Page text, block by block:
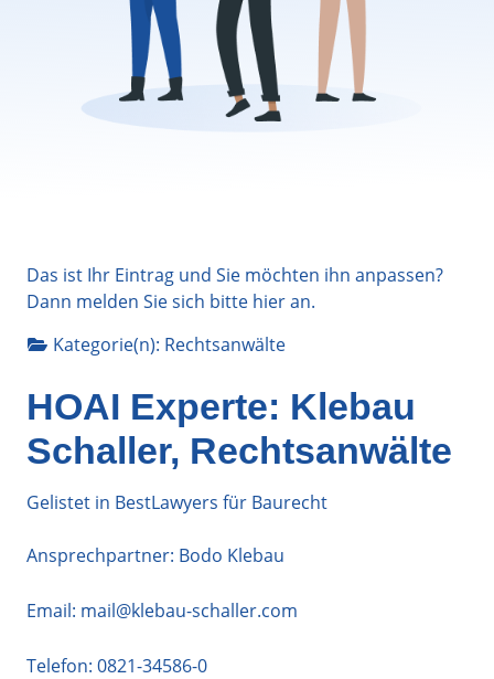
Das ist Ihr Eintrag und Sie möchten ihn anpassen?
Dann melden Sie sich bitte hieran.
Kategorie(n): Rechtsanwälte
HOAI Experte: Klebau
Schaller, Rechtsanwälte
Gelistet in BestLawyers für Baurecht
Ansprechpartner: Bodo Klebau
Email: mail@klebau-schaller.com
Telefon: 0821-34586-0